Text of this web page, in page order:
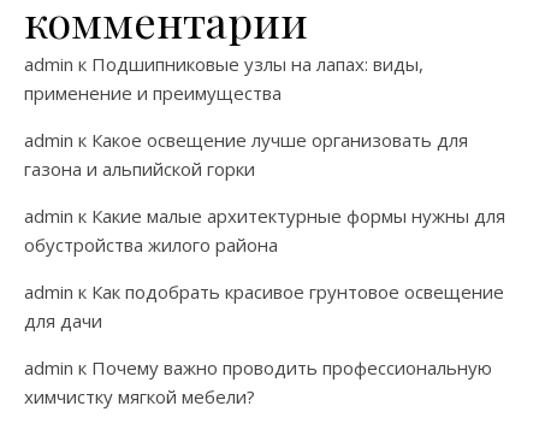
комментарии
admin к Подшипниковые узлы на лапах: виды,
применение и преимущества
admin к Какое освещение лучше организовать для
газона и альпийской горки
admin к Какие малые архитектурные формы нужны для
обустройства жилого района
admin к Как подобрать красивое грунтовое освещение
для дачи
admin к Почему важно проводить профессиональную
химчистку мягкой мебели?